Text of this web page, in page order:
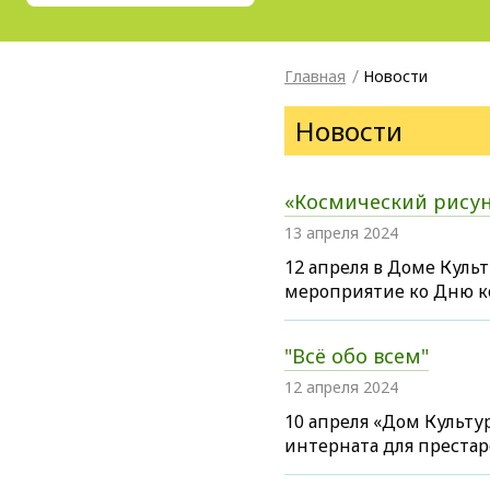
Главная Новости
Новости
«Космический
13 апреля 2024
12 апреля в Доме
мероприятие ко Дню
"Всё обо всем"
12 апреля 2024
10 апреля «Дом
интерната для